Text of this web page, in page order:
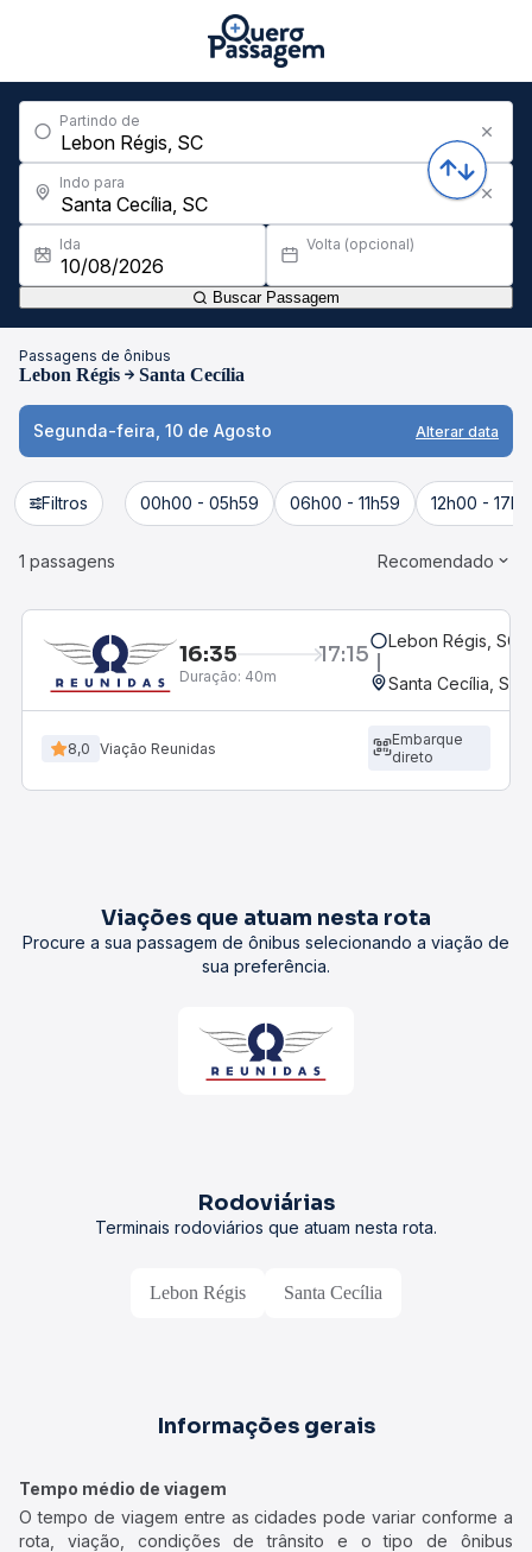
Partindo de
Indo para
Ida Volta (opcional)
Buscar Passagem
Passagens de ônibus
Lebon Régis Santa Cecília
Segunda-feira, 10 de Agosto Alterar data
Filtros 00h00 - 05h59 06h00 - 11h59 12h00 -
1 passagens Recomendado
16:35 17:15
Duração: 40m
Lebon Régis, SC
Santa Cecília, SC
8,0 Viação Reunidas
Embarque
direto
Viações que atuam nesta rota
Procure a sua passagem de ônibus selecionando a viação de
sua preferência.
Rodoviárias
Terminais rodoviários que atuam nesta rota.
Lebon Régis Santa Cecília
Informações gerais
Tempo médio de viagem
O tempo de viagem entre as cidades pode variar conforme a
rota, viação, condições de trânsito e o tipo de ônibus